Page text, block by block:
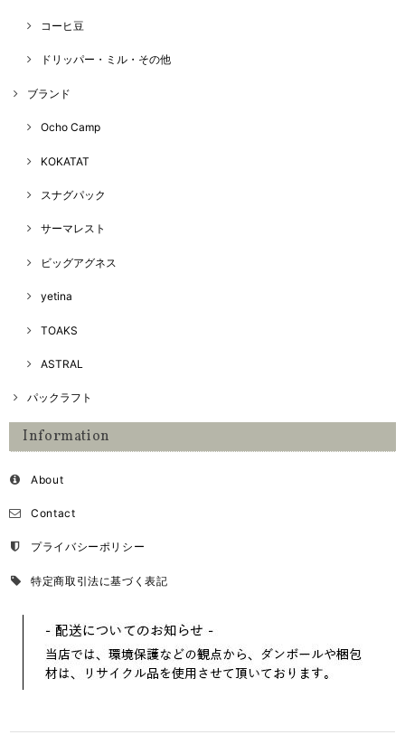
コーヒ豆
ドリッパー・ミル・その他
ブランド
Ocho Camp
KOKATAT
スナグパック
サーマレスト
ビッグアグネス
yetina
TOAKS
ASTRAL
パックラフト
Information
About
Contact
プライバシーポリシー
特定商取引法に基づく表記